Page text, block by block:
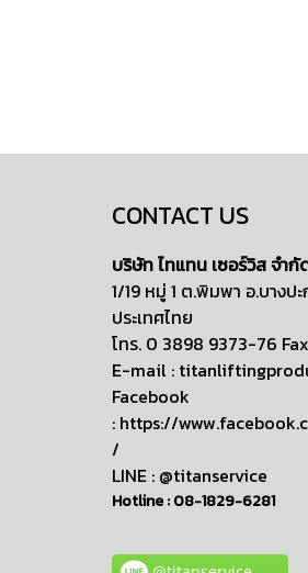
CONTACT US
บริษัท ไทแทน เซอร์วิส จำกั
1/19 หมู่ 1 ต.พิมพา อ.บางปะ
ประเทศไทย
โทร. 0 3898 9373-76
E-mail :
Facebook
: https://
/
LINE : @titanservice
Hotline :08-1829-6281